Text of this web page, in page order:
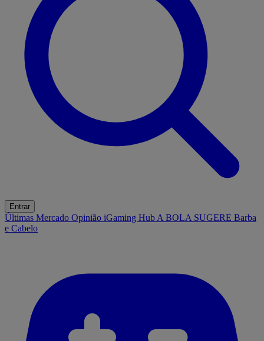
Entrar
Últimas Mercado Opinião iGaming Hub A BOLA SUGERE Barba
e Cabelo